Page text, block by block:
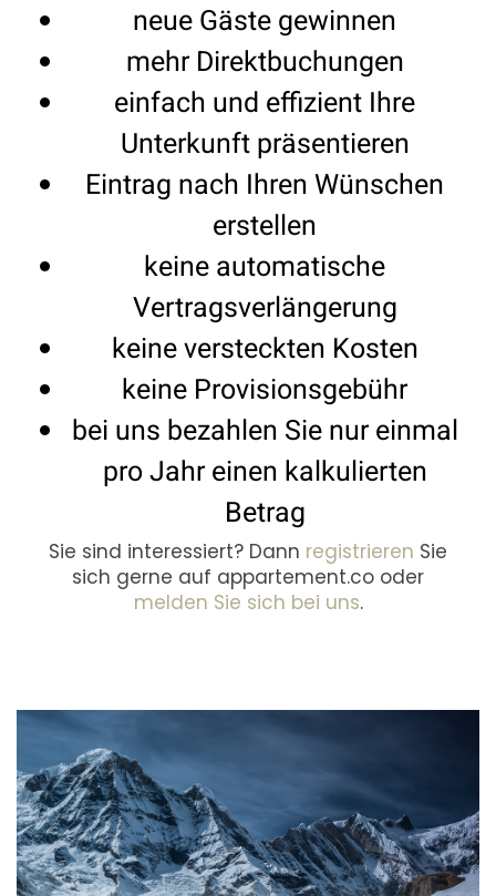
neue Gäste gewinnen
mehr Direktbuchungen
einfach und effizient Ihre
Unterkunft präsentieren
Eintrag nach Ihren Wünschen
erstellen
keine automatische
Vertragsverlängerung
keine versteckten Kosten
keine Provisionsgebühr
bei uns bezahlen Sie nur einmal
pro Jahr einen kalkulierten
Betrag
Sie sind interessiert? Dann registrieren Sie
sich gerne auf appartement.co oder
melden Sie sich bei uns.